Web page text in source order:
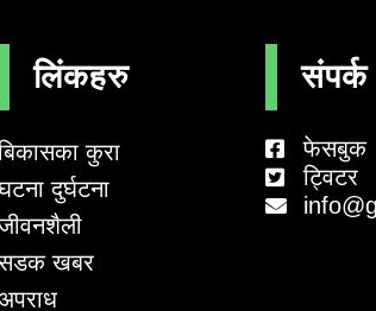
लिंकहरु
कुरा
दुर्घटना
खबर
संपर्क
फेसबुक
ट्विटर